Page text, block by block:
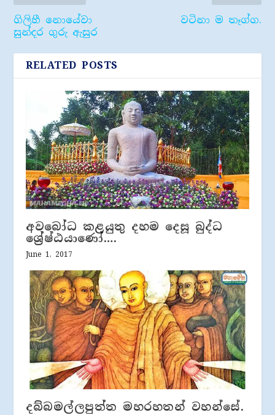
ගිලිහී ​නොයේවා
සුන්දර ගුරු ඇසුර
වටිනා ම තෑග්ග.
RELATED POSTS
අවබෝධ කළයුතු දහම දෙසූ බුද්ධ
ශ්‍රේෂ්ඨයාණෝ….
June 1, 2017
දබ්බමල්ලපුත්ත මහරහතන් වහන්සේ.